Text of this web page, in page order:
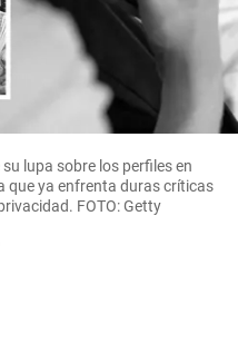
lupa sobre los perfiles en
que ya enfrenta duras críticas
FOTO: Getty